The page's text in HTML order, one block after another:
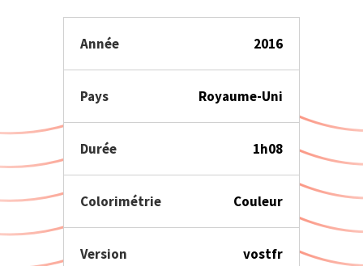
Année 2016
Pays Royaume-Uni
Durée 1h08
Colorimétrie Couleur
Version vostfr